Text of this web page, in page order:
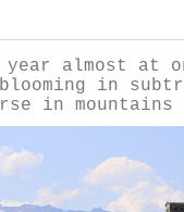
almost at
in
in mountains